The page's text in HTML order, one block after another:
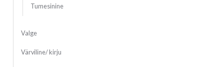
Tumesinine
Valge
Värviline/ kirju